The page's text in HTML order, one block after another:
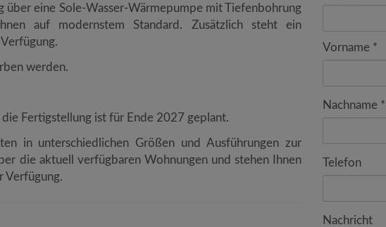
über eine Sole-Wasser-Wärmepumpe mit Tiefenbohrung
auf modernstem Standard. Zusätzlich steht ein
werden.
Fertigstellung ist für Ende 2027 geplant.
in unterschiedlichen Größen und Ausführungen zur
die aktuell verfügbaren Wohnungen und stehen Ihnen
Verfügung.
Vorname
Nachname
Telefon
Nachricht